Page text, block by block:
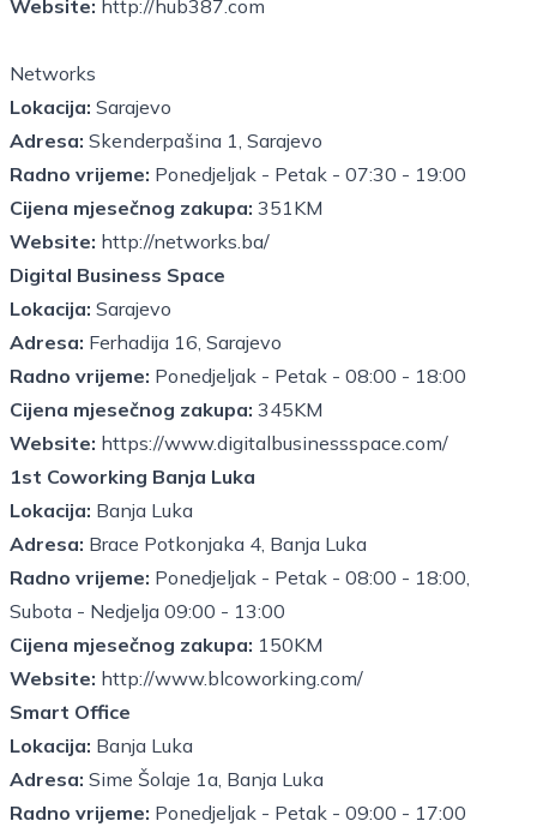
Website: http://hub387.com
Networks
Lokacija: Sarajevo
Adresa: Skenderpašina 1, Sarajevo
Radno vrijeme: Ponedjeljak - Petak - 07:30 - 19:00
Cijena mjesečnog zakupa: 351KM
Website: http://networks.ba/
Digital Business Space
Lokacija: Sarajevo
Adresa: Ferhadija 16, Sarajevo
Radno vrijeme: Ponedjeljak - Petak - 08:00 - 18:00
Cijena mjesečnog zakupa: 345KM
Website: https://www.digitalbusinessspace.com/
1st Coworking Banja Luka
Lokacija: Banja Luka
Adresa: Brace Potkonjaka 4, Banja Luka
Radno vrijeme: Ponedjeljak - Petak - 08:00 - 18:00,
Subota - Nedjelja 09:00 - 13:00
Cijena mjesečnog zakupa: 150KM
Website: http://www.blcoworking.com/
Smart Office
Lokacija: Banja Luka
Adresa: Sime Šolaje 1a, Banja Luka
Radno vrijeme: Ponedjeljak - Petak - 09:00 - 17:00